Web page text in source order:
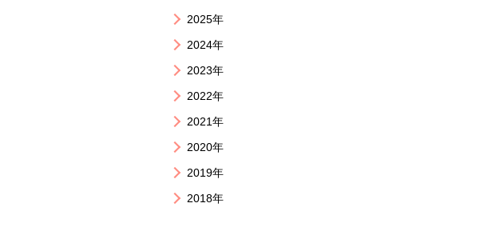
2025年
2024年
2023年
2022年
2021年
2020年
2019年
2018年